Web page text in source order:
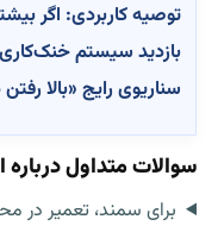
توصیه کاربردی: اگر
بازدید سیستم خنک‌کاری
سناریوی رایج «بالا
سوالات متداول
برای سمند، تعمیر در